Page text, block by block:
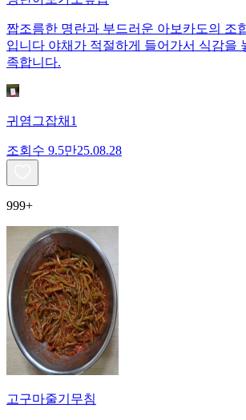
짭조름한 명란과 부드러운 아보카도의 조
입니다 야채가 적절하게 들어가서 식감을
족합니다.
귀염그잡채1
조회수 9.5만25.08.28
999+
고구마줄기무침